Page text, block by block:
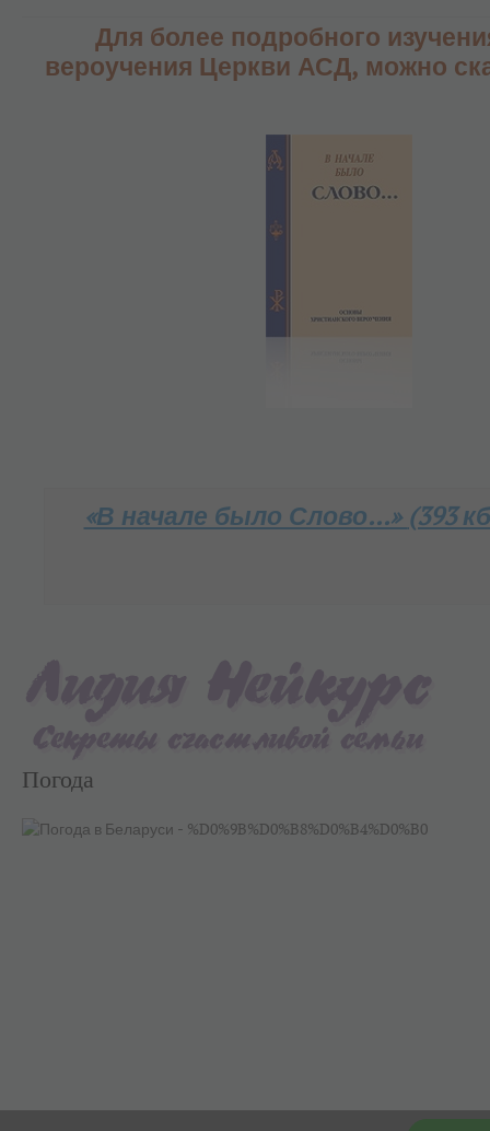
Для более подробного
вероучения Церкви АСД, можно
«В начале было Слово…» (393
Погода